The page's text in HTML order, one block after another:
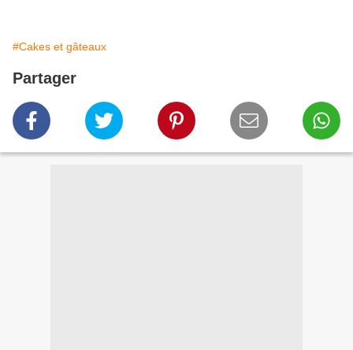
#Cakes et gâteaux
Partager